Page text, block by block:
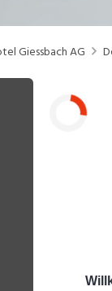
Recht
Giessbach AG